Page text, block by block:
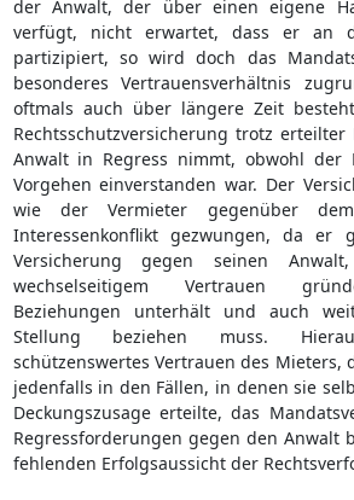
der Anwalt, der über einen eigene
verfügt, nicht erwartet, dass er an
partizipiert, so wird doch das
besonderes Vertrauensverhältnis
oftmals auch über längere Zeit
Rechtsschutzversicherung trotz erteilter
Anwalt in Regress nimmt, obwohl der
Vorgehen einverstanden war. Der
wie der Vermieter gegenüber
Interessenkonflikt gezwungen, da er
Versicherung gegen seinen
wechselseitigem Vertrauen
Beziehungen unterhält und auch
Stellung beziehen muss.
schützenswertes Vertrauen des Mieters,
jedenfalls in den Fällen, in denen sie
Deckungszusage erteilte, das
Regressforderungen gegen den Anwalt
fehlenden Erfolgsaussicht der